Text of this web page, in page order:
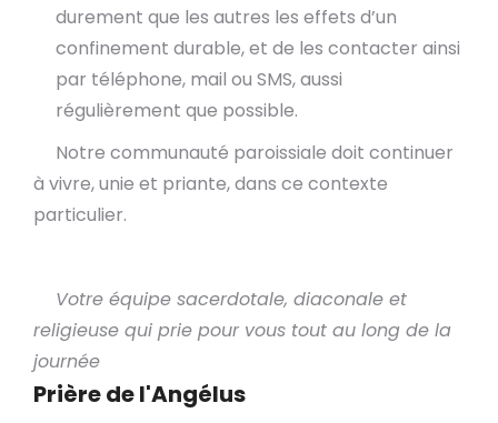
durement que les autres les effets d’un
confinement durable, et de les contacter ainsi
par téléphone, mail ou SMS, aussi
régulièrement que possible.
Notre communauté paroissiale doit continuer
à vivre, unie et priante, dans ce contexte
particulier.
Votre équipe sacerdotale, diaconale et
religieuse qui prie pour vous tout au long de la
journée
Prière de l'Angélus